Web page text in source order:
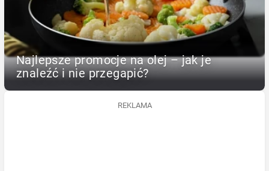
Najlepsze promocje na olej – jak je
znaleźć i nie przegapić?
REKLAMA